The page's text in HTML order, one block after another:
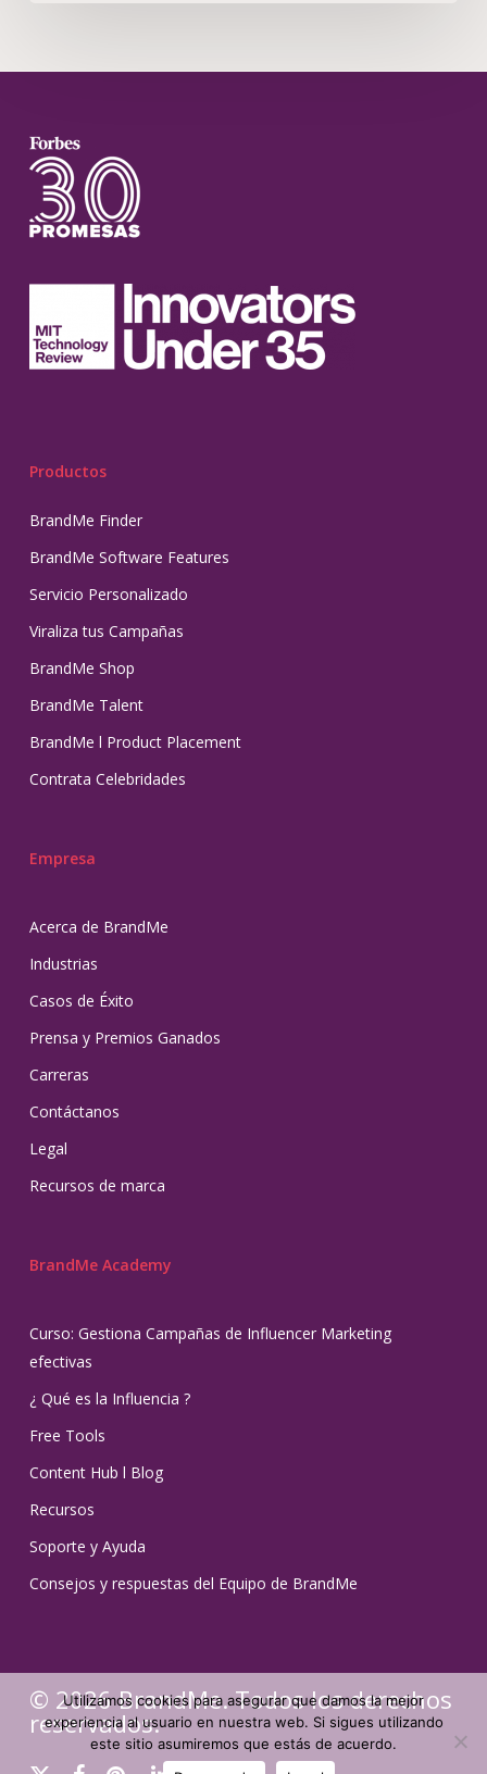
Productos
BrandMe Finder
BrandMe Software Features
Servicio Personalizado
Viraliza tus Campañas
BrandMe Shop
BrandMe Talent
BrandMe l Product Placement
Contrata Celebridades
Empresa
Acerca de BrandMe
Industrias
Casos de Éxito
Prensa y Premios Ganados
Carreras
Contáctanos
Legal
Recursos de marca
BrandMe Academy
Curso: Gestiona Campañas de Influencer Marketing
efectivas
¿ Qué es la Influencia ?
Free Tools
Content Hub l Blog
Recursos
Soporte y Ayuda
Consejos y respuestas del Equipo de BrandMe
© 2026 BrandMe. Todos los derechos
reservados.
Utilizamos cookies para asegurar que damos la mejor
experiencia al usuario en nuestra web. Si sigues utilizando
este sitio asumiremos que estás de acuerdo.